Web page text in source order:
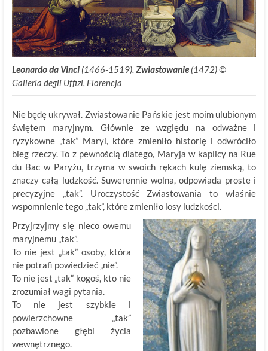
Leonardo da Vinci(1466-1519), Zwiastowanie(1472) ©
Galleria degli Uffizi, Florencja
Nie będę ukrywał. Zwiastowanie Pańskie jest moim ulubionym
świętem maryjnym. Głównie ze względu na odważne i
ryzykowne „tak” Maryi, które zmieniło historię i odwróciło
bieg rzeczy. To z pewnością dlatego, Maryja w kaplicy na Rue
du Bac w Paryżu, trzyma w swoich rękach kulę ziemską, to
znaczy całą ludzkość. Suwerennie wolna, odpowiada proste i
precyzyjne „tak”. Uroczystość Zwiastowania to właśnie
wspomnienie tego „tak”, które zmieniło losy ludzkości.
Przyjrzyjmy się nieco owemu
maryjnemu „tak”.
To nie jest „tak” osoby, która
nie potrafi powiedzieć „nie”.
To nie jest „tak” kogoś, kto nie
zrozumiał wagi pytania.
To nie jest szybkie i
powierzchowne „tak”
pozbawione głębi życia
wewnętrznego.